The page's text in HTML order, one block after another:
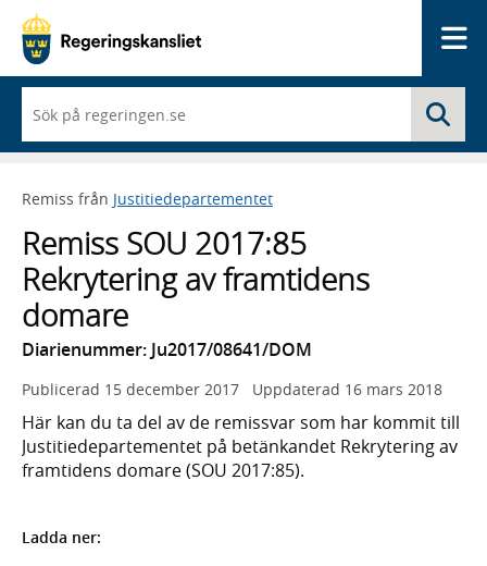
du
börjar
skriva
framträder
lista
med
sökförslag
Remiss från Justitiedepartementet
Remiss SOU 2017:85
Rekrytering av framtidens
domare
Diarienummer: Ju2017/08641/DOM
Publicerad 15 december 2017 Uppdaterad 16 mars 2018
Här kan du ta del av de remissvar som har kommit till
Justitiedepartementet på betänkandet Rekrytering av
framtidens domare (SOU 2017:85).
Ladda ner: